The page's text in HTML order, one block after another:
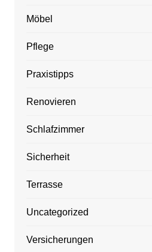
Möbel
Pflege
Praxistipps
Renovieren
Schlafzimmer
Sicherheit
Terrasse
Uncategorized
Versicherungen